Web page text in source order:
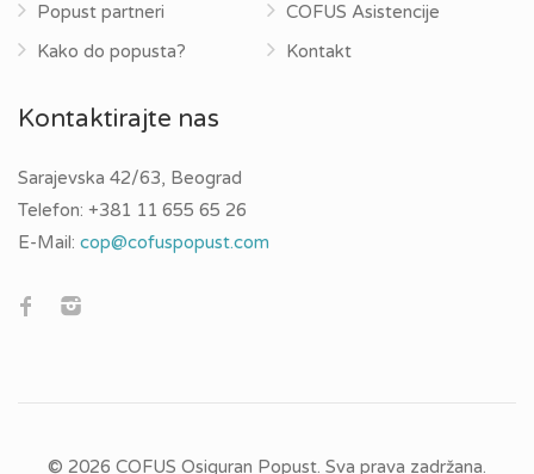
Popust partneri
Kako do popusta?
COFUS Asistencije
Kontakt
Kontaktirajte nas
Sarajevska 42/63, Beograd
Telefon: +381 11 655 65 26
E-Mail: cop@cofuspopust.com
© 2026 COFUS Osiguran Popust. Sva prava zadržana.